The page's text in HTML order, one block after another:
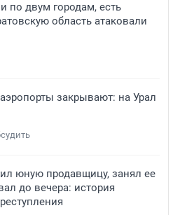
по двум городам, есть
область атаковали
закрывают: на Урал
юную продавщицу, занял ее
до вечера: история